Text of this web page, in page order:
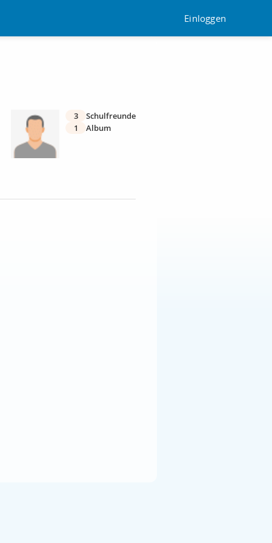
Einloggen
3
Schulfreunde
1
Album